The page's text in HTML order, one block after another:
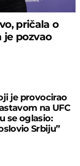
pričala o
je pozvao
je provocirao
na UFC
se oglasio:
Srbiju”